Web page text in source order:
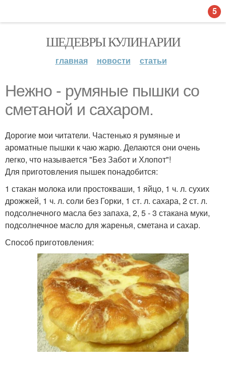
ШЕДЕВРЫ КУЛИНАРИИ
главная новости статьи
Нежно - румяные пышки со
сметаной и сахаром.
Дорогие мои читатели. Частенько я румяные и
ароматные пышки к чаю жарю. Делаются они очень
легко, что называется "Без Забот и Хлопот"!
Для приготовления пышек понадобится:
1 стакан молока или простокваши, 1 яйцо, 1 ч. л. сухих
дрожжей, 1 ч. л. соли без Горки, 1 ст. л. сахара, 2 ст. л.
подсолнечного масла без запаха, 2, 5 - 3 стакана муки,
подсолнечное масло для жаренья, сметана и сахар.
Способ приготовления:
5